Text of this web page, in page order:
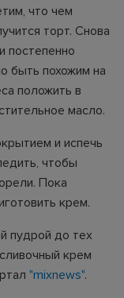
что чем
торт. Снова
постепенно
быть похожим на
положить в
масло.
и испечь
чтобы
Пока
крем.
пудрой до тех
крем
"mixnews".